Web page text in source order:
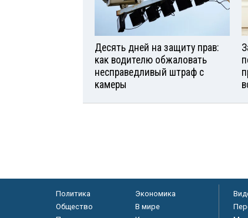
Десять дней на защиту прав:
как водителю обжаловать
несправедливый штраф с
камеры
Политика
Экономика
Общество
В мире